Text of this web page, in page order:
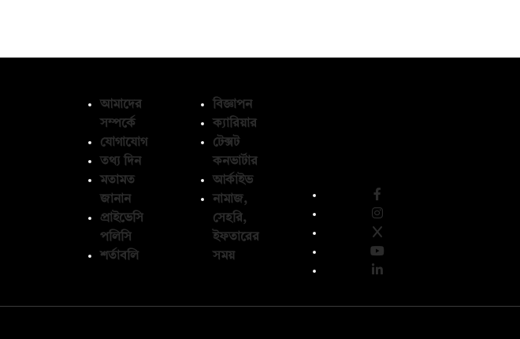
আমাদের
সম্পর্কে
যোগাযোগ
তথ্য দিন
মতামত
জানান
প্রাইভেসি
পলিসি
শর্তাবলি
বিজ্ঞাপন
ক্যারিয়ার
টেক্সট
কনভার্টার
আর্কাইভ
নামাজ,
সেহরি,
ইফতারের
সময়